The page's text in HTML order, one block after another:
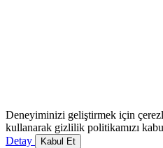
Deneyiminizi geliştirmek için
kullanarak gizlilik politikamızı
Detay
Kabul Et